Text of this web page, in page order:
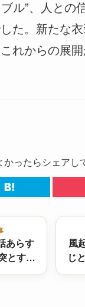
ル”、人と
た。新たな
れからの展開
かったらシェアし
あらす
とすれ
風
じ